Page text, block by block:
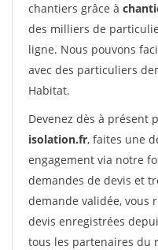
chantiers grâce à
des milliers de
ligne. Nous pouvons
avec des particuliers
Habitat.
Devenez dès à présent
isolation.fr, faites une
engagement via notre
demandes de devis et
demande validée, vous
devis enregistrées
tous les partenaires du